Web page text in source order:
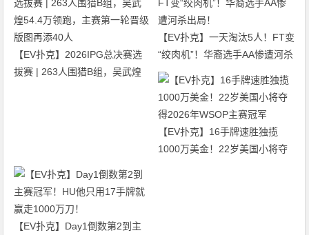
【EV扑克】2026IPG总决赛选
拔赛 | 263人围猎B组，吴武煌
【EV扑克】一天淘汰5人！FT变
“绞肉机”！华裔选手AA惨遭河杀
出局！
【EV扑克】16手牌速胜独揽
1000万美金！22岁美国小将夺
【EV扑克】Day1倒数第2到主